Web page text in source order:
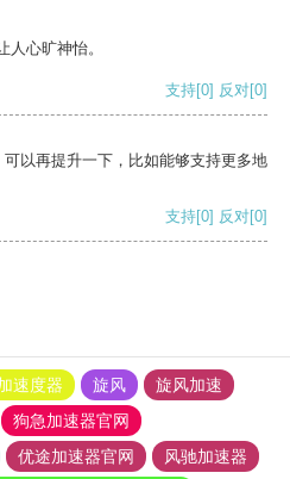
心旷神怡。
支持[0] 反对[0]
以再提升一下，比如能够支持更多地
支持[0] 反对[0]
速度器 旋风
旋风加速
狗急加速器官网
优途加速器官网
风驰加速器